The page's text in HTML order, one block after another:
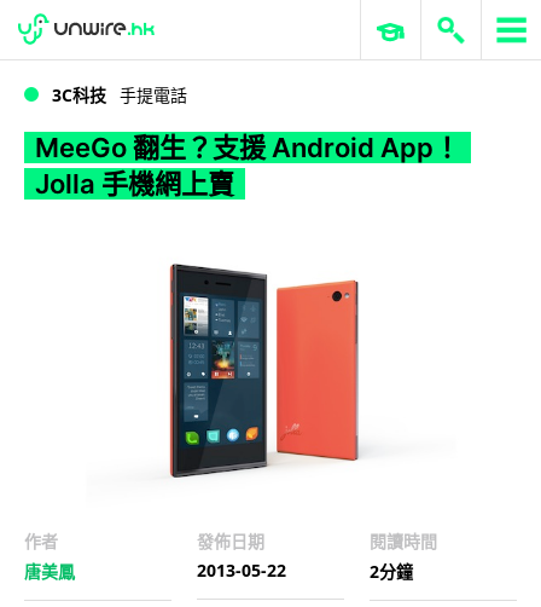
WWDC 2026 ERP 與商業 AI
3C科技 手提電話
MeeGo 翻生？支援 Android App！
Jolla 手機網上賣
作者
唐美鳳
發佈日期
2013-05-22
閱讀時間
2分鐘